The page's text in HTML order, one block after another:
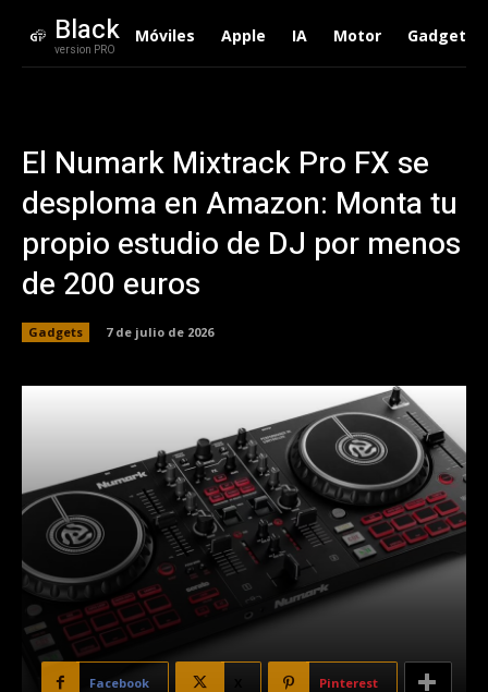
Black
version PRO
Móviles Apple IA Motor Gadgets
El Numark Mixtrack Pro FX se
desploma en Amazon: Monta tu
propio estudio de DJ por menos
de 200 euros
Gadgets 7 de julio de 2026
Facebook Pinterest